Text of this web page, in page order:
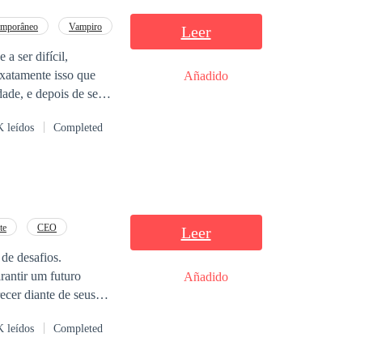
e impossível de
o tipo de
a conseguir
entre eles começa.
Vampiro
a ser difícil,
isso que
e depois de ser
a vir à tona.
leídos Completed
Leer
Añadido
CEO
desafios.
um futuro
diante de seus
estabilidade à sua
leídos Completed
Leer
Añadido